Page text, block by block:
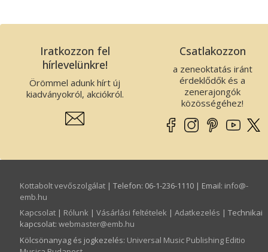
Iratkozzon fel
hírlevelünkre!
Örömmel adunk hírt új
kiadványokról, akciókról.
Csatlakozzon
a zeneoktatás iránt
érdeklődők és a
zenerajongók
közösségéhez!
Kottabolt vevőszolgálat | Telefon: 06-1-236-1110 | Email: info­@­
emb.hu
Kapcsolat | Rólunk | Vásárlási feltételek | Adatkezelés | Technikai
kapcsolat: webmaster­@­emb.hu
Kölcsönanyag és jogkezelés: Universal Music Publishing Editio